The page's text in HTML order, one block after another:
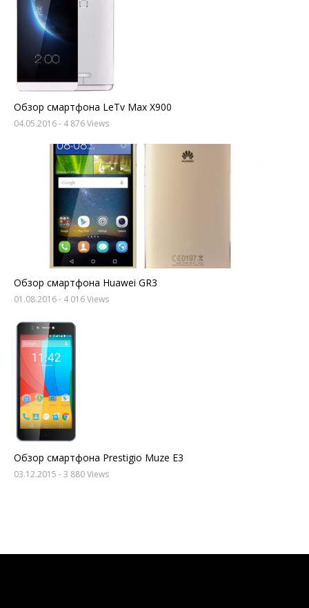
Обзор смартфона LeTv Max X900
04.05.2016- 4 876 Views
Обзор смартфона Huawei GR3
01.08.2016- 4 016 Views
Обзор смартфона Prestigio Muze E3
03.12.2015 - 3 880 Views